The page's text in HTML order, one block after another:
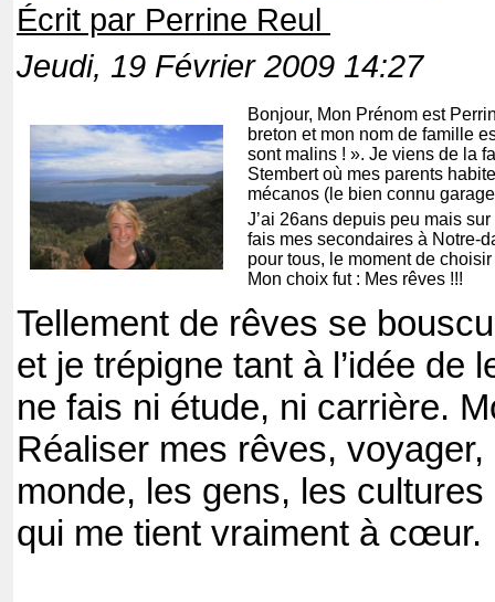
Écrit par Perrine Reul
Jeudi, 19 Février 2009 14:27
Bonjour, Mon Prénom est
breton et mon nom de famille
sont malins ! ». Je viens de la
Stembert où mes parents
mécanos (le bien connu
J’ai 26ans depuis peu mais
fais mes secondaires à Notre-
pour tous, le moment de
Mon choix fut : Mes rêves !!!
Tellement de rêves se
et je trépigne tant à l’idée de
ne fais ni étude, ni carrière.
Réaliser mes rêves,
monde, les gens, les
qui me tient vraiment à cœur.